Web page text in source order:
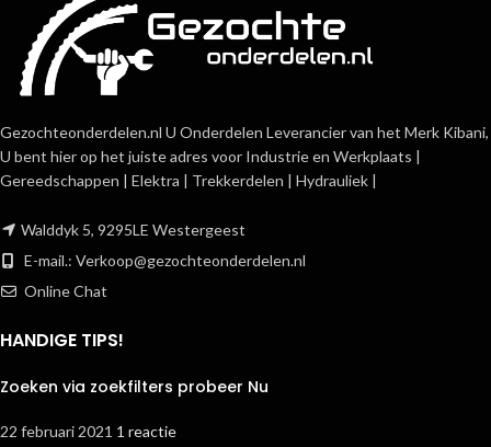
Gezochteonderdelen.nl U Onderdelen Leverancier van het Merk Kibani,
U bent hier op het juiste adres voor Industrie en Werkplaats |
Gereedschappen | Elektra | Trekkerdelen | Hydrauliek |
Walddyk 5, 9295LE Westergeest
E-mail.: Verkoop@gezochteonderdelen.nl
Online Chat
HANDIGE TIPS!
Zoeken via zoekfilters probeer Nu
22 februari 2021 1 reactie